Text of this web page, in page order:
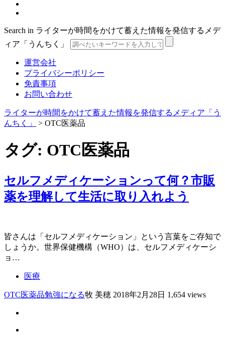
Search in ライターが時間をかけて蓄えた情報を発信するメデ
ィア「うんちく」
運営会社
プライバシーポリシー
免責事項
お問い合わせ
ライターが時間をかけて蓄えた情報を発信するメディア「う
んちく」
> OTC医薬品
タグ: OTC医薬品
セルフメディケーションって何？市販
薬を理解して生活に取り入れよう
皆さんは「セルフメディケーション」という言葉をご存知で
しょうか。世界保健機構（WHO）は、セルフメディケーシ
ョ…
医療
OTC医薬品勉強になる牧 美穂 2018年2月28日 1,654 views